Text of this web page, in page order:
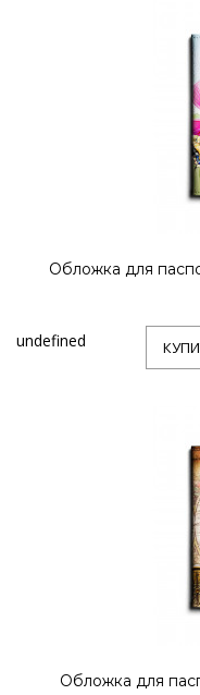
Обложка для
undefined
Обложка для